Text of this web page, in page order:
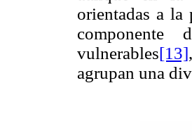
orientadas a la
vulnerables[13]
agrupan una